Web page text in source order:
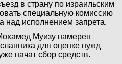
в страну по израильским
специальную комиссию
над исполнением запрета.
Муизу намерен
для оценке нужд
начат сбор средств.